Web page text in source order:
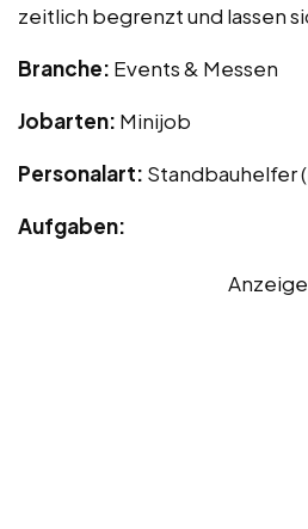
zeitlich begrenzt und lassen
Branche: Events & Messen
Jobarten: Minijob
Personalart: Standbauhelfer
Aufgaben:
Anzeige